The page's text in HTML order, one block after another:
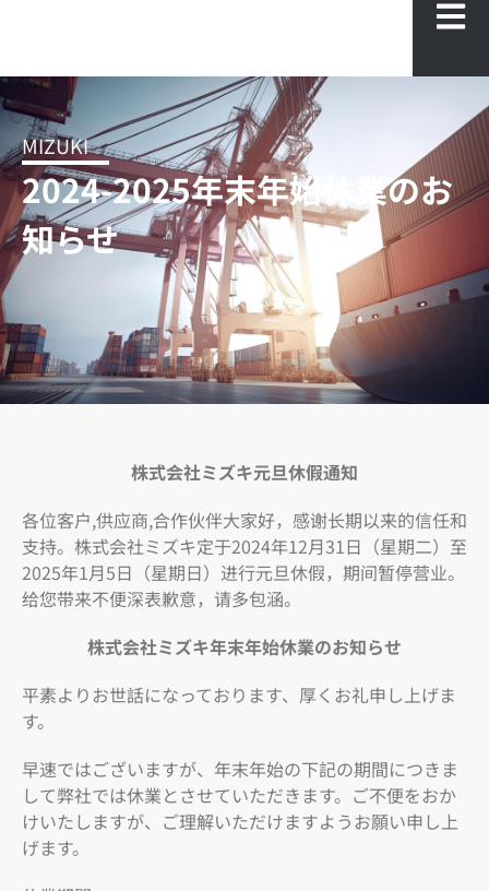
MIZUKI
2024-2025年末年始休業のお
知らせ
株式会社ミズキ元旦休假通知
各位客户,供应商,合作伙伴大家好，感谢长期以来的信任和
支持。株式会社ミズキ定于2024年12月31日（星期二）至
2025年1月5日（星期日）进行元旦休假，期间暂停营业。
给您带来不便深表歉意，请多包涵。
株式会社ミズキ年末年始休業のお知らせ
平素よりお世話になっております、厚くお礼申し上げま
す。
早速ではございますが、年末年始の下記の期間につきま
して弊社では休業とさせていただきます。ご不便をおか
けいたしますが、ご理解いただけますようお願い申し上
げます。